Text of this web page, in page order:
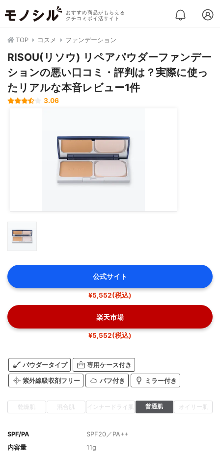
おすすめ商品がもらえる
クチコミポイ活サイト
TOP コスメ ファンデーション
RISOU(リソウ) リペアパウダーファンデー
ションの悪い口コミ・評判は？実際に使っ
たリアルな本音レビュー1件
3.06
公式サイト
¥5,552(税込)
楽天市場
¥5,552(税込)
パウダータイプ 専用ケース付き
紫外線吸収剤フリー パフ付き ミラー付き
乾燥肌 混合肌 インナードライ肌 普通肌 オイリー肌
SPF/PA
SPF20／PA++
内容量
11g